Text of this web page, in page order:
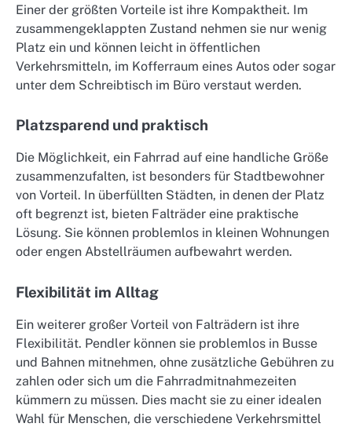
Einer der größten Vorteile ist ihre Kompaktheit. Im
zusammengeklappten Zustand nehmen sie nur wenig
Platz ein und können leicht in öffentlichen
Verkehrsmitteln, im Kofferraum eines Autos oder sogar
unter dem Schreibtisch im Büro verstaut werden.
Platzsparend und praktisch
Die Möglichkeit, ein Fahrrad auf eine handliche Größe
zusammenzufalten, ist besonders für Stadtbewohner
von Vorteil. In überfüllten Städten, in denen der Platz
oft begrenzt ist, bieten Falträder eine praktische
Lösung. Sie können problemlos in kleinen Wohnungen
oder engen Abstellräumen aufbewahrt werden.
Flexibilität im Alltag
Ein weiterer großer Vorteil von Falträdern ist ihre
Flexibilität. Pendler können sie problemlos in Busse
und Bahnen mitnehmen, ohne zusätzliche Gebühren zu
zahlen oder sich um die Fahrradmitnahmezeiten
kümmern zu müssen. Dies macht sie zu einer idealen
Wahl für Menschen, die verschiedene Verkehrsmittel